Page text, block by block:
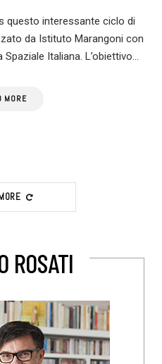
questo interessante ciclo di
da Istituto Marangoni con
Italiana. L’obiettivo…
MORE
ROSATI